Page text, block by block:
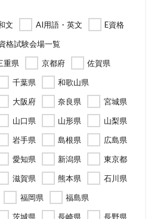
文 AI用語・英文
E資格
格試験会場一覧
重県 京都府
佐賀県
千葉県
和歌山県
大阪府 奈良県
宮城県
山口県 山形県
山梨県
岩手県 島根県
広島県
愛知県 新潟県
東京都
滋賀県 熊本県
石川県
福岡県
福島県
茨城県 長崎県 長野県